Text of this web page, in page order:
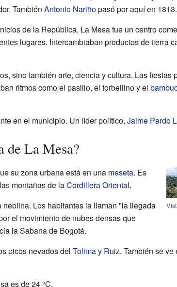
También Antonio Nariñopasó por aquí en 1813.
de la República, La Mesa fue un centro
lugares. Intercambiaban productos de tierra
sino también arte, ciencia y cultura. Las
ritmos como el pasillo, el torbellino y el
en el municipio. Un líder político, Jaime Pardo
de La Mesa?
su zona urbana está en una meseta. Es
montañas de laCordillera Oriental.
neblina. Los habitantes la llaman "la llegada
el movimiento de nubes densas que
la Sabana de Bogotá.
picos nevados del Tolimay Ruiz. También se ve
es de 24 °C.